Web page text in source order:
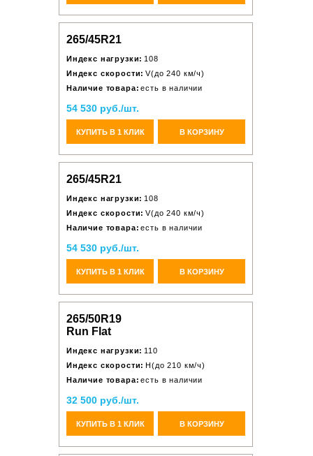
265/45R21
Индекс нагрузки: 108
Индекс скорости: V(до 240 км/ч)
Наличие товара: есть в наличии
54 530 руб./шт.
КУПИТЬ В 1 КЛИК В КОРЗИНУ
265/45R21
Индекс нагрузки: 108
Индекс скорости: V(до 240 км/ч)
Наличие товара: есть в наличии
54 530 руб./шт.
КУПИТЬ В 1 КЛИК В КОРЗИНУ
265/50R19
Run Flat
Индекс нагрузки: 110
Индекс скорости: H(до 210 км/ч)
Наличие товара: есть в наличии
32 500 руб./шт.
КУПИТЬ В 1 КЛИК В КОРЗИНУ